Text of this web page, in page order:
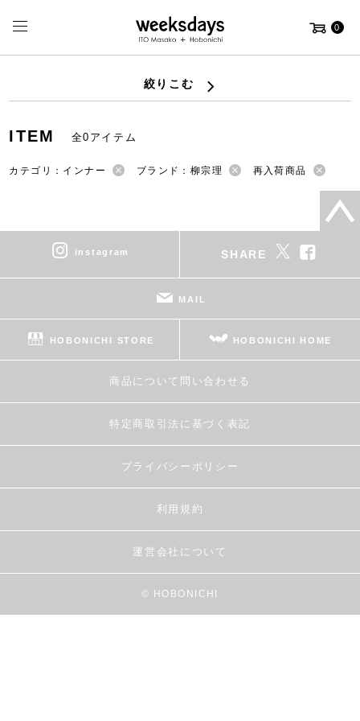
0
絞りこむ
ITEM 全0アイテム
カテゴリ：インナー ブランド：柳宗理 再入荷商品
instagram SHARE
MAIL
HOBONICHI STORE HOBONICHI HOME
商品について問い合わせる
特定商取引法に基づく表記
プライバシーポリシー
利用規約
運営会社について
© HOBONICHI